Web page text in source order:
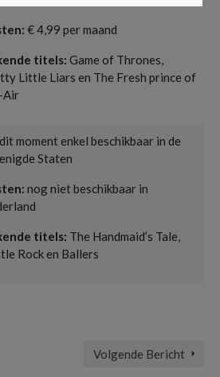
€ 4,99 per maand
titels: Game of Thrones,
Little Liars en The Fresh prince of
Air
moment enkel beschikbaar in de
Staten
nog niet beschikbaar in
titels: The Handmaid’s Tale,
Rock en Ballers
Volgende Bericht